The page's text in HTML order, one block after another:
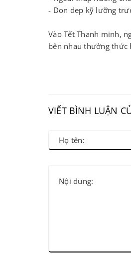
- Dọn dẹp kỹ lưỡng
Vào Tết Thanh minh,
bên nhau thưởng thức
VIẾT BÌNH LUẬN